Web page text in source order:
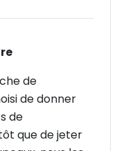
de
de donner
de
que de jeter